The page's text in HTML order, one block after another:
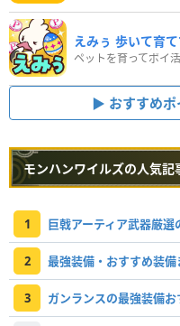
えみぅ 歩いて育
おすすめ
モンハンワイルズの人気記
1 巨戟アーティア武器厳
2 最強装備・おすすめ装備
3 ガンランスの最強装備お